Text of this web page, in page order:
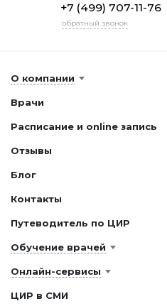
+7 (499) 707-11-76
обратный звонок
О компании
Врачи
Расписание и online запись
Отзывы
Блог
Контакты
Путеводитель по ЦИР
Обучение врачей
Онлайн-сервисы
ЦИР в СМИ